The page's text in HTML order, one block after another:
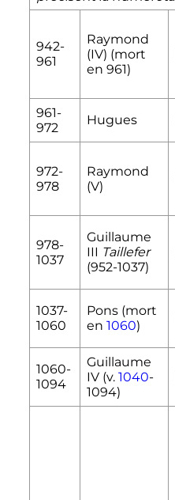
942-
961
Raymond
(IV) (mort
en 961)
961-
972
Hugues
972-
978
Raymond
(V)
978-
1037
Guillaume
III Taillefer
(952-1037)
1037-
1060
Pons (mort
en 1060)
1060-
1094
Guillaume
IV(v. 1040-
1094)